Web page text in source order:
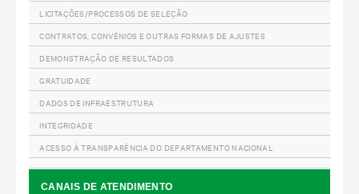
LICITAÇÕES/PROCESSOS DE SELEÇÃO
CONTRATOS, CONVÊNIOS E OUTRAS FORMAS DE AJUSTES
DEMONSTRAÇÃO DE RESULTADOS
GRATUIDADE
DADOS DE INFRAESTRUTURA
INTEGRIDADE
ACESSO À TRANSPARÊNCIA DO DEPARTAMENTO NACIONAL
CANAIS DE ATENDIMENTO